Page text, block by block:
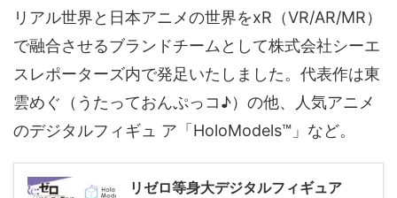
リアル世界と日本アニメの世界をxR（VR/AR/MR）
で融合させるブランドチームとして株式会社シーエ
スレポーターズ内で発足いたしました。代表作は東
雲めぐ（うたっておんぷっコ♪）の他、人気アニメ
のデジタルフィギュ ア「HoloModels™」など。
リゼロ等身大デジタルフィギュア